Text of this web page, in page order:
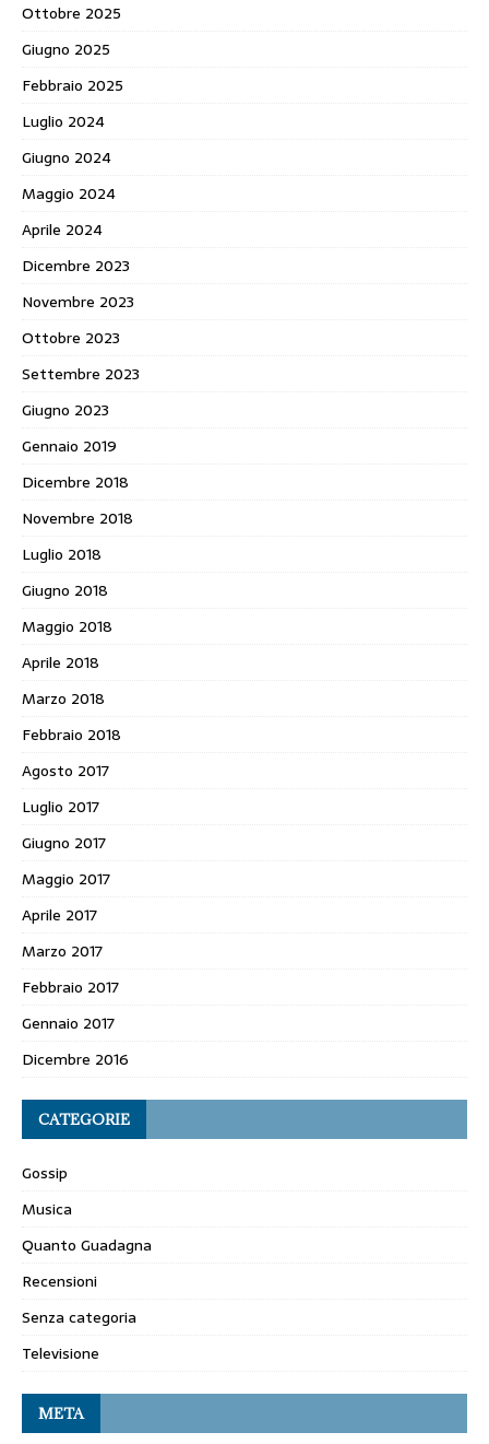
Ottobre 2025
Giugno 2025
Febbraio 2025
Luglio 2024
Giugno 2024
Maggio 2024
Aprile 2024
Dicembre 2023
Novembre 2023
Ottobre 2023
Settembre 2023
Giugno 2023
Gennaio 2019
Dicembre 2018
Novembre 2018
Luglio 2018
Giugno 2018
Maggio 2018
Aprile 2018
Marzo 2018
Febbraio 2018
Agosto 2017
Luglio 2017
Giugno 2017
Maggio 2017
Aprile 2017
Marzo 2017
Febbraio 2017
Gennaio 2017
Dicembre 2016
CATEGORIE
Gossip
Musica
Quanto Guadagna
Recensioni
Senza categoria
Televisione
META